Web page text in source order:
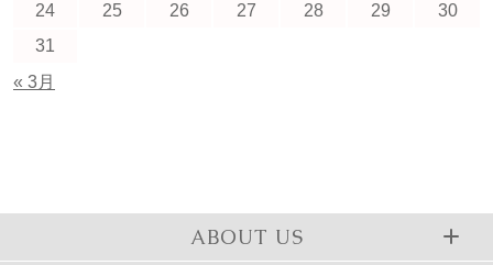
« 3月
24
25 26 27 28 29
30
31
ABOUT US